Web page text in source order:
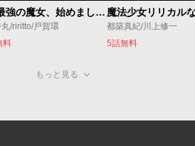
世界最強の魔女、始めました ～私だけ『攻略サイト』を見れる世界で自由に生きます～
/riritto/戸賀環
料
都築真紀/川上修一
5話無料
もっと見る